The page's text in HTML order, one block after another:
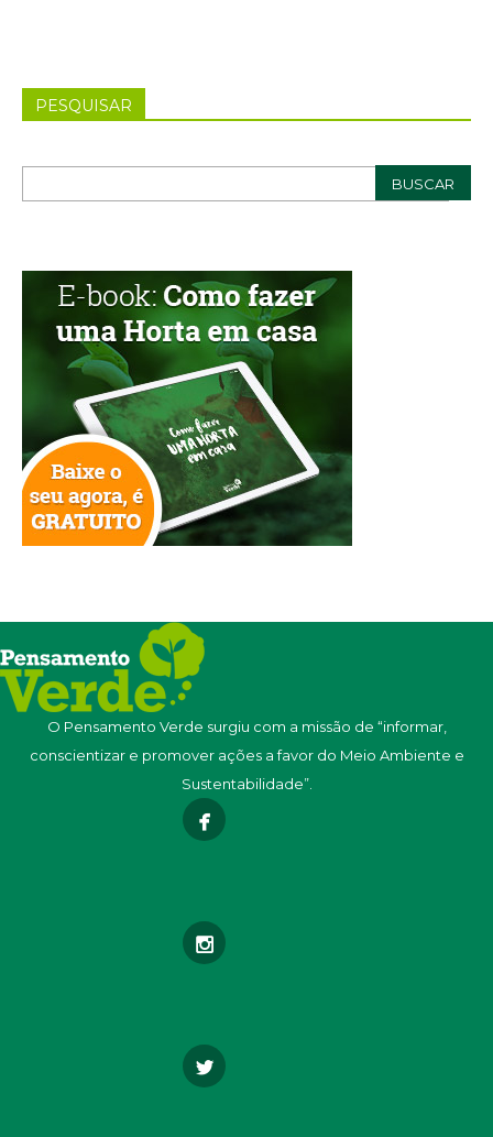
PESQUISAR
O Pensamento Verde surgiu com a missão de “informar,
conscientizar e promover ações a favor do Meio Ambiente e
Sustentabilidade”.